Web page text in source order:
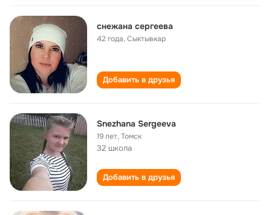
снежана сергеева
42 года,Сыктывкар
Добавить в друзья
Snezhana Sergeeva
19 лет,Томск
32 школа
Добавить в друзья